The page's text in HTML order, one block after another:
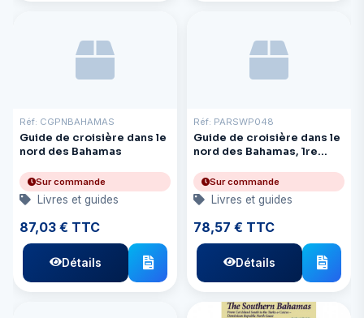
Réf: CGPNBAHAMAS
Guide de croisière dans le
nord des Bahamas
Sur commande
Livres et guides
87,03 € TTC
Détails
Réf: PARSWP048
Guide de croisière dans le
nord des Bahamas, 1re
Sur commande
Livres et guides
78,57 € TTC
Détails